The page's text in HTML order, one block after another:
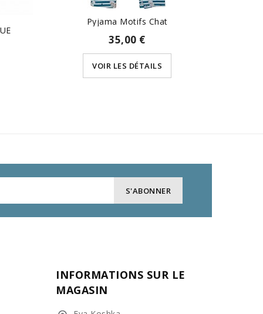
Pyjama Motifs Chat
35,00 €
VOIR LES DÉTAILS
INFORMATIONS SUR LE
MAGASIN